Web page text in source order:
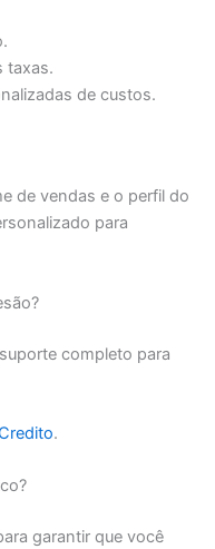
taxas.
de custos.
de vendas e o perfil do
para
completo para
.
garantir que você